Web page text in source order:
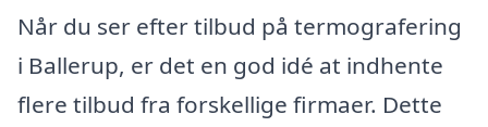
Når du ser efter tilbud på termografering
i Ballerup, er det en god idé at indhente
flere tilbud fra forskellige firmaer. Dette